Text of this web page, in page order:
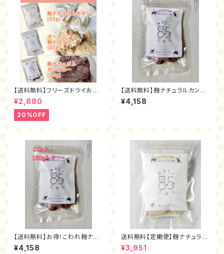
【送料無料】フリーズドライお試
しセット
¥2,880
20%OFF
【送料無料】麹ナチュラルカンガ
ルー（フリーズドライ80g）
¥4,158
【送料無料】お得！こわれ麹ナチ
ュラルカンガルー
¥4,158
送料無料【定期便】麹ナチュラル
チキン・フリーズドライ80ｇ
¥3,951